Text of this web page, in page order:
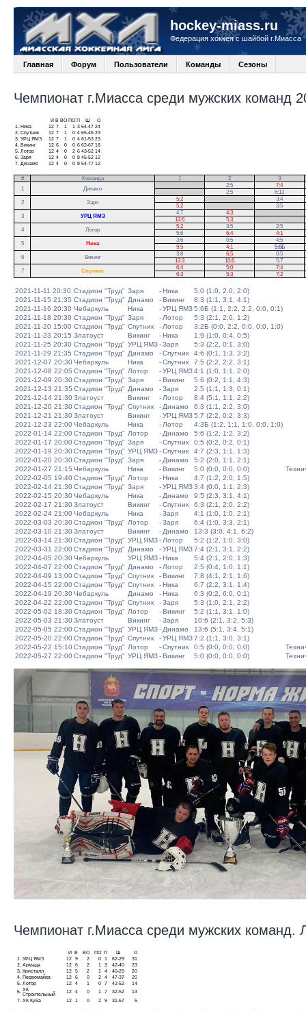
hockey-miass.ru
Федерация хоккея с шайбой г.Миасса
Главная Форум Пользователи Команды Сезоны
Чемпионат г.Миасса среди мужских команд
И В ВО ПО П
О
1.
Ника 12 7 1 1 3 64-47 24
2. Спутник 12 7 1 0 4 65-46 23
3. УРЦ ЯМЗ 12 7 1 0 4 61-53 23
4.
Викинг 12 6 0 0 6 62-67 18
5. Лотор 12 4 0 2 6 43-52 14
6. Заря 12 4 0 0 8 45-52 12
7.
Динамо 12 4 0 0 8 54-77 12
# Команда 1 2
3
1
Динамо
2:5
7:4
2:5
6:13
2
Заря
5:2
3:4
5:2
3:5
3
УРЦ ЯМЗ
4:7 4:3
13:6
5:3
4
Лотор
5:2 3:5 2:5
5:6
6:4 4:1
5
Ника
3:6 0:5
4:5
9:5
4:1
5:6Б
6
Викинг
3:8 6:5
0:5
13:3
10:6
5:7
7
Спутник
6:4 5:0
7:4
6:3
5:3 7:2
2021-11-11 20:30 Стадион "Труд" Заря -Ника
5:0 (1:0, 2:0, 2:0)
2021-11-15 21:35 Стадион "Труд" Динамо -Викинг
8:3 (1:1, 3:1, 4:1)
2021-11-16 20:30 Чебаркуль Ника -УРЦ ЯМЗ5:6Б (1:1, 2:2, 2:2, 0:0, 0:1)
2021-11-18 20:30 Стадион "Труд" Заря - Лотор
5:3 (2:1, 2:0, 1:2)
2021-11-20 15:00 Стадион "Труд" Спутник - Лотор
3:2Б (0:0, 2:2, 0:0, 0:0, 1:0)
2021-11-23 20:15 Златоуст Викинг -Ника
1:9 (1:0, 0:4, 0:5)
2021-11-25 20:30 Стадион "Труд" УРЦ ЯМЗ-Заря
5:3 (2:2, 0:1, 3:0)
2021-11-29 21:35 Стадион "Труд" Динамо -Спутник
4:6 (0:1, 1:3, 3:2)
2021-12-07 20:30Чебаркуль Ника -Спутник
7:5 (2:2, 2:2, 3:1)
2021-12-08 22:05 Стадион "Труд" Лотор -УРЦ ЯМЗ4:1 (1:0, 1:1, 2:0)
2021-12-09 20:30Стадион "Труд" Заря -Викинг
5:6 (0:2, 1:1, 4:3)
2021-12-13 21:35 Стадион "Труд" Динамо -Заря
2:5 (1:1, 1:3, 0:1)
2021-12-14 21:30Златоуст Викинг - Лотор
8:4 (5:1, 1:1, 2:2)
2021-12-20 21:30Стадион "Труд" Спутник - Динамо
6:3 (1:1, 2:2, 3:0)
2021-12-21 21:30Златоуст Викинг -УРЦ ЯМЗ5:7 (2:2, 0:2, 3:3)
2021-12-23 22:00Чебаркуль Ника - Лотор
4:3Б (1:2, 1:1, 1:0, 0:0, 1:0)
2022-01-14 22:00Стадион "Труд" Лотор - Динамо
5:6 (1:2, 1:2, 3:2)
2022-01-17 20:00Стадион "Труд" Заря -Спутник
0:5 (0:2, 0:2, 0:1)
2022-01-19 20:30Стадион "Труд" УРЦ ЯМЗ-Спутник
4:7 (2:3, 1:1, 1:3)
2022-01-20 20:30Стадион "Труд" Заря - Динамо
5:2 (2:0, 1:1, 2:1)
2022-01-27 21:15 Чебаркуль Ника -Викинг 5:0 (0:0, 0:0, 0:0)
2022-02-05 19:40Стадион "Труд" Лотор -Ника
4:7 (1:2, 2:0, 1:5)
2022-02-14 21:30Стадион "Труд" Заря -УРЦ ЯМЗ3:4 (0:0, 1:1, 2:3)
2022-02-15 20:30Чебаркуль Ника - Динамо
9:5 (2:3, 3:1, 4:1)
2022-02-17 21:30Златоуст Викинг -Спутник
6:3 (2:1, 2:0, 2:2)
2022-02-24 21:00Чебаркуль Ника -Заря
4:1 (1:0, 1:0, 2:1)
2022-03-03 20:30Стадион "Труд" Лотор -Заря
6:4 (1:0, 3:3, 2:1)
2022-03-10 21:30Златоуст Викинг - Динамо
13:3 (3:0, 4:1, 6:2)
2022-03-14 21:30Стадион "Труд" УРЦ ЯМЗ- Лотор
5:2 (1:2, 1:0, 3:0)
2022-03-31 22:00Стадион "Труд" Динамо -УРЦ ЯМЗ7:4 (2:1, 3:1, 2:2)
2022-04-05 20:30Чебаркуль УРЦ ЯМЗ-Ника
5:4 (2:1, 2:0, 1:3)
2022-04-07 22:00Стадион "Труд" Динамо - Лотор
2:5 (0:4, 1:0, 1:1)
2022-04-09 13:00Стадион "Труд" Спутник -Викинг
7:8 (4:1, 2:1, 1:6)
2022-04-15 22:00Стадион "Труд" Спутник -Ника
6:7 (2:2, 3:1, 1:4)
2022-04-19 20:30Чебаркуль Динамо -Ника
6:3 (0:2, 6:0, 0:1)
2022-04-22 22:00Стадион "Труд" Спутник -Заря
5:3 (1:0, 2:1, 2:2)
2022-05-02 18:30Стадион "Труд" Лотор -Викинг
5:2 (1:1, 3:1, 1:0)
2022-05-03 21:30Златоуст Викинг -Заря
10:6 (2:1, 3:2, 5:3)
2022-05-05 22:00Стадион "Труд" УРЦ ЯМЗ- Динамо
13:6 (5:1, 3:4, 5:1)
2022-05-20 22:00Стадион "Труд" Спутник -УРЦ ЯМЗ7:2 (1:1, 3:0, 3:1)
2022-05-22 15:10Стадион "Труд" Лотор -Спутник 0:5 (0:0, 0:0, 0:0)
2022-05-27 22:00Стадион "Труд" УРЦ ЯМЗ-Викинг 5:0 (0:0, 0:0, 0:0)
Чемпионат г.Миасса среди мужских команд.
И В ВО ПО П Ш
О
1.
УРЦ ЯМЗ 12 9 2 0 1 62-29
31
2. Армада 12 6 2 1 3 42-40
23
3. Кристалл 12 5 2 1 4 40-29
20
4. Первомайка 12 6 0 2 4 47-37
20
5. Лотор 12 4 1 0 7 42-52
14
6. ХК
Строительный
12 4 0 1 7 32-52
13
7. ХК Куба 12 1 0 2 9 31-57 5